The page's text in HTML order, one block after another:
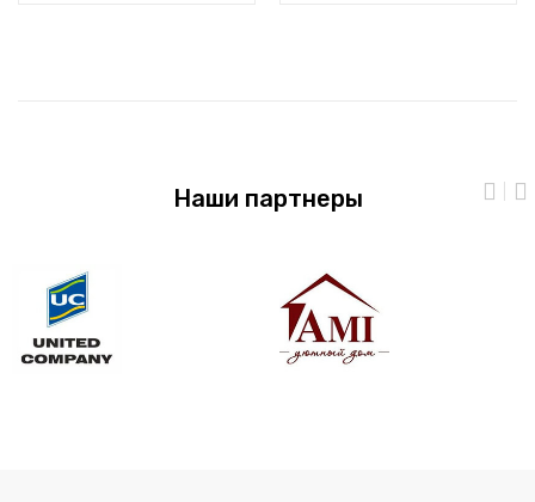
Наши партнеры